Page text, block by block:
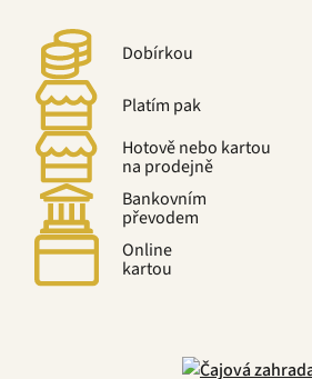
Dobírkou
Platím pak
Hotově nebo kartou
na prodejně
Bankovním
převodem
Online
kartou